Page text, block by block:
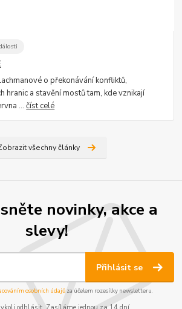
o překonávání konfliktů,
hranic a stavění mostů tam, kde vznikají
...číst celé
všechny články
novinky, akce a
slevy!
Přihlásit se
osobních údajůza účelem rozesílky newsletteru.